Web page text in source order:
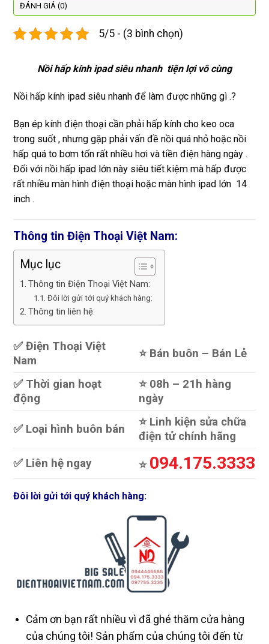
xịn
tôt
bền
ĐÁNH GIÁ (0)
5/5 - (3 bình chọn)
Nồi hấp kính ipad siêu nhanh tiện lợi vô cùng
Nồi hấp kính ipad siêu nhanh để làm được những gì .?
Bạn ép kính điện thoại cần phải hấp kính cho keo oca
trong suốt , nhưng gặp phải vấn đề nồi quá nhỏ hoặc nồi
hấp quá to bơm tốn rất nhiều hơi và tiền điện hàng ngày .
Đối với nồi hấp ipad lớn này siêu tiết kiệm mà hấp được
rất nhiều màn hình điện thoại hoặc màn hình ipad lớn 14
inch .
Thông tin Điện Thoại Việt Nam:
Mục lục
Thông tin Điện Thoại Việt Nam:
Đôi lời gửi tới quý khách hàng:
Thông tin liên hệ:
✅ Điện Thoại Việt
Nam
⭐️ Bán buôn – Bán Lẻ
✅ Thời gian hoạt
động
⭐️ 08h – 21h hàng
ngày
✅ Loại hình buôn bán
⭐️ Linh kiện sửa chữa
điện tử chính hãng
✅ Liên hệ ngay
⭐️ 094.175.3333
Đôi lời gửi tới quý khách hàng:
Cảm ơn bạn rất nhiều vì đã ghé thăm cửa hàng
của chúng tôi! Sản phẩm của chúng tôi đến từ